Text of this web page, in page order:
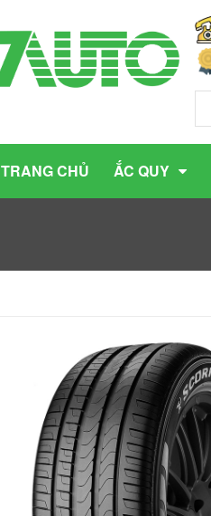
TRANG CHỦ ẮC QUY